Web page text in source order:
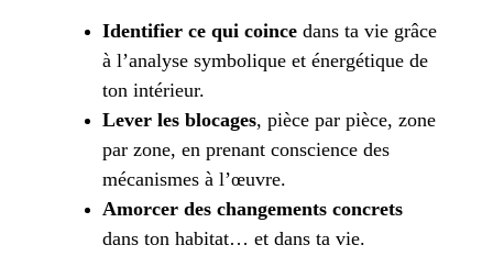
Identifier ce qui coincedans ta vie grâce
à l’analyse symbolique et énergétique de
ton intérieur.
Lever les blocages, pièce par pièce, zone
par zone, en prenant conscience des
mécanismes à l’œuvre.
Amorcer des changements concrets
dans ton habitat… et dans ta vie.